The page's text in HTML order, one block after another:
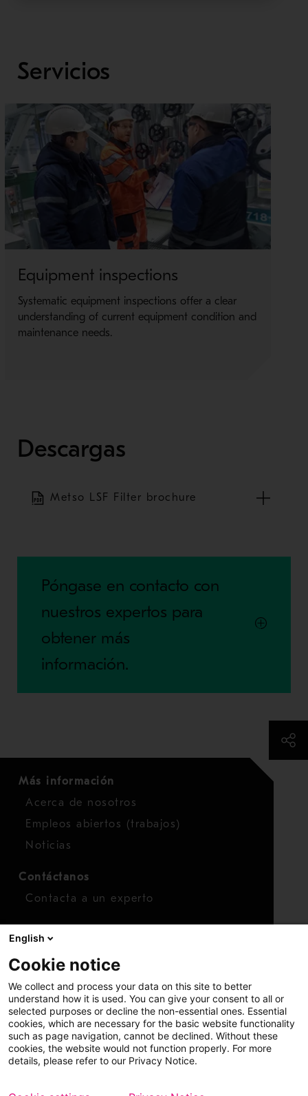
Servicios
Equipment inspections
Systematic equipment inspections offer a clear
understanding of current equipment condition and
maintenance needs.
Descargas
Metso LSF Filter brochure
Póngase en contacto con
nuestros expertos para
obtener más
información.
Más información
Acerca de nosotros
Empleos abiertos (trabajos)
Noticias
Contáctanos
Contacta a un experto
Finanzas
Acciones
English
Cookie notice
We collect and process your data on this site to better
understand how it is used. You can give your consent to all or
selected purposes or decline the non-essential ones. Essential
cookies, which are necessary for the basic website functionality
such as page navigation, cannot be declined. Without these
cookies, the website would not function properly. For more
details, please refer to our Privacy Notice.